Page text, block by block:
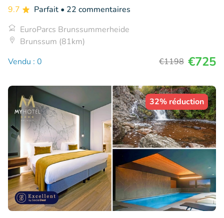
9.7 Parfait • 22 commentaires
EuroParcs Brunssummerheide
Brunssum (81km)
Vendu : 0
€1198 €725
32% réduction